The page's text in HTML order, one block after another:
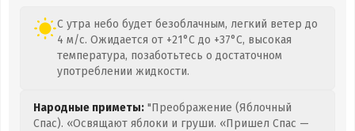
С утра небо будет безоблачным, легкий ветер до
4 м/с. Ожидается от +21°C до +37°C, высокая
температура, позаботьтесь о достаточном
употреблении жидкости.
Народные приметы: "Преображение (Яблочный
Спас). «Освящают яблоки и груши. «Пришел Спас —